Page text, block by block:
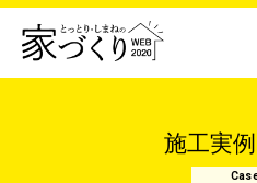
施工実